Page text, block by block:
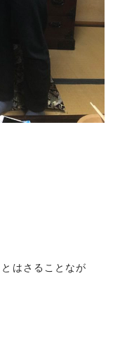
はさることなが